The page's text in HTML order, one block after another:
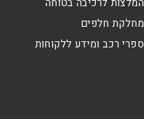
מחלקת חלפים
ספרי רכב ומידע ללקוחות